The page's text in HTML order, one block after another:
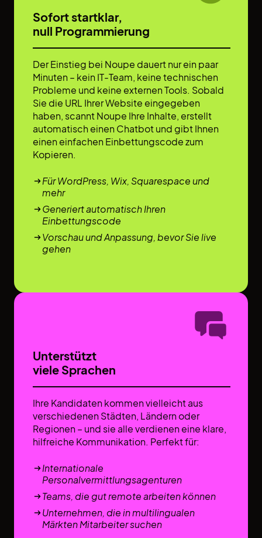
Sofort startklar,
null Programmierung
Der Einstieg bei Noupe dauert nur ein paar
Minuten – kein IT-Team, keine technischen
Probleme und keine externen Tools. Sobald
Sie die URL Ihrer Website eingegeben
haben, scannt Noupe Ihre Inhalte, erstellt
automatisch einen Chatbot und gibt Ihnen
einen einfachen Einbettungscode zum
Kopieren.
Für WordPress, Wix, Squarespace und
mehr
Generiert automatisch Ihren
Einbettungscode
Vorschau und Anpassung, bevor Sie live
gehen
Unterstützt
viele Sprachen
Ihre Kandidaten kommen vielleicht aus
verschiedenen Städten, Ländern oder
Regionen – und sie alle verdienen eine klare,
hilfreiche Kommunikation. Perfekt für:
Internationale
Personalvermittlungsagenturen
Teams, die gut remote arbeiten können
Unternehmen, die in multilingualen
Märkten Mitarbeiter suchen